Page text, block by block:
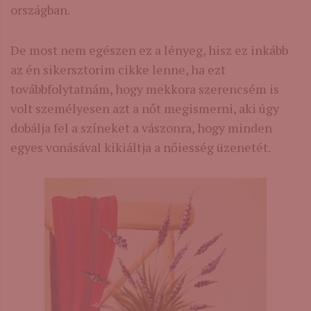
országban.
De most nem egészen ez a lényeg, hisz ez inkább
az én sikersztorim cikke lenne, ha ezt
továbbfolytatnám, hogy mekkora szerencsém is
volt személyesen azt a nőt megismerni, aki úgy
dobálja fel a színeket a vászonra, hogy minden
egyes vonásával kikiáltja a nőiesség üzenetét.